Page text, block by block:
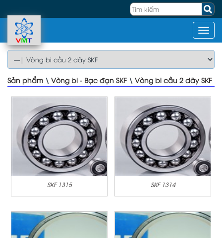
Sản phẩm \ Vòng bi - Bạc đạn SKF \ Vòng bi cầu 2 dãy SKF
SKF 1315 SKF 1314